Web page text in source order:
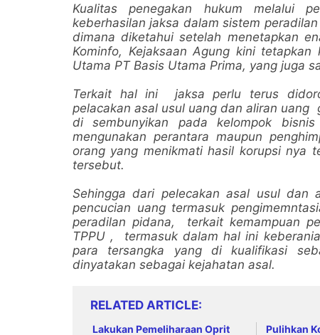
Kualitas penegakan hukum melalui
keberhasilan jaksa dalam sistem
dimana diketahui setelah menetapkan
Kominfo, Kejaksaan Agung kini
Utama PT Basis Utama Prima, yang juga
Terkait hal ini jaksa perlu terus
pelacakan asal usul uang dan aliran uang
di sembunyikan pada kelompok
mengunakan perantara maupun
orang yang menikmati hasil korupsi nya
tersebut.
Sehingga dari pelecakan asal usul
pencucian uang termasuk
peradilan pidana, terkait kemampuan
TPPU , termasuk dalam hal ini
para tersangka yang di kualifikasi
dinyatakan sebagai kejahatan asal.
RELATED ARTICLE
Lakukan Pemeliharaan Oprit
Pulihkan